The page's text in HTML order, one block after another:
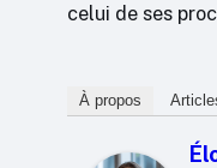
celui de ses
À propos